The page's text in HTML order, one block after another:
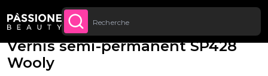
Jusqu’à 20 € de réduction sur votre
première commande
CONTENU
Fil d'Ariane
Semi-permanents · Couleurs
Vernis semi-permanent SP428
Wooly